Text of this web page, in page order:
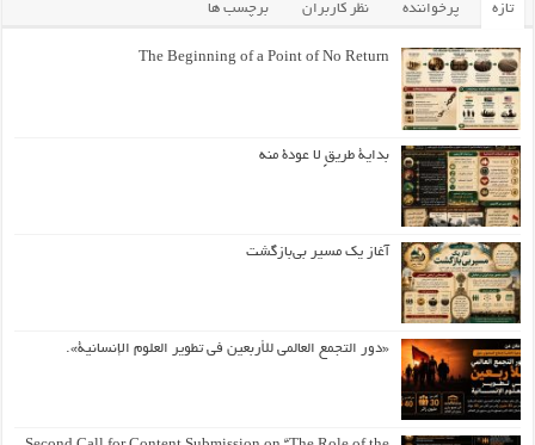
تازه پرخواننده نظر کاربران برچسب ها
The Beginning of a Point of No Return
بداية طريقٍ لا عودة منه
آغاز یک مسیر بی‌بازگشت
«دور التجمع العالمي للأربعين في تطوير العلوم الإنسانية».